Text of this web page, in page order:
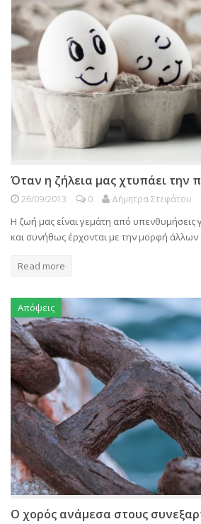
Όταν η ζήλεια μας χτυπάει την
26/09/2013 0 Δήμητρα Στεφάτου
Η ζωή μας είναι γεμάτη από υπενθυμήσεις
και συνήθως έρχονται με την μορφή
Read more
Απόψεις
Ο χορός ανάμεσα στους